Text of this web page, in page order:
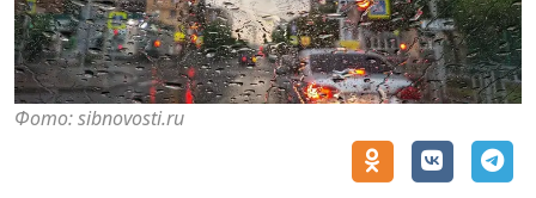
Фото: sibnovosti.ru